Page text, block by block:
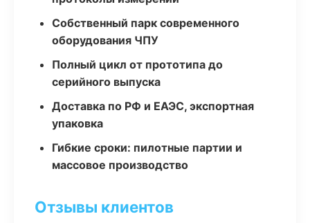
Собственный парк современного
оборудования ЧПУ
Полный цикл от прототипа до
серийного выпуска
Доставка по РФ и ЕАЭС, экспортная
упаковка
Гибкие сроки: пилотные партии и
массовое производство
Отзывы клиентов